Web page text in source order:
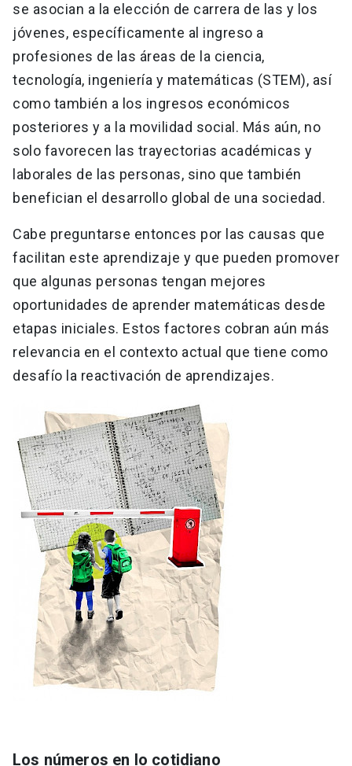
se asocian a la elección de carrera de las y los
jóvenes, específicamente al ingreso a
profesiones de las áreas de la ciencia,
tecnología, ingeniería y matemáticas (STEM), así
como también a los ingresos económicos
posteriores y a la movilidad social. Más aún, no
solo favorecen las trayectorias académicas y
laborales de las personas, sino que también
benefician el desarrollo global de una sociedad.
Cabe preguntarse entonces por las causas que
facilitan este aprendizaje y que pueden promover
que algunas personas tengan mejores
oportunidades de aprender matemáticas desde
etapas iniciales. Estos factores cobran aún más
relevancia en el contexto actual que tiene como
desafío la reactivación de aprendizajes.
Los números en lo cotidiano